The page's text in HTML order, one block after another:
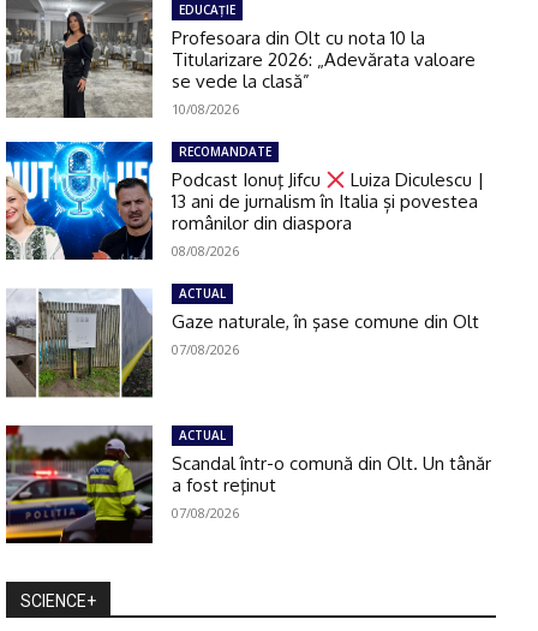
EDUCAŢIE
Profesoara din Olt cu nota 10 la
Titularizare 2026: „Adevărata valoare
se vede la clasă”
10/08/2026
RECOMANDATE
Podcast Ionuţ Jifcu
Luiza Diculescu |
13 ani de jurnalism în Italia și povestea
românilor din diaspora
08/08/2026
ACTUAL
Gaze naturale, în şase comune din Olt
07/08/2026
ACTUAL
Scandal într-o comună din Olt. Un tânăr
a fost reţinut
07/08/2026
SCIENCE+